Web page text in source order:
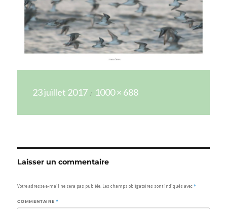
le
23 juillet 2017
réelle
1000 × 688
Laisser un commentaire
Votre adresse e-mail ne sera pas publiée. Les champs obligatoires sont indiqués avec*
COMMENTAIRE *